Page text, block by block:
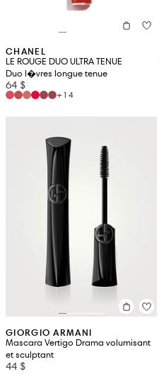
CHANEL
LE ROUGE DUO ULTRA TENUE
Duo l�vres longue tenue
64 $
+14
GIORGIO ARMANI
Mascara Vertigo Drama volumisant
et sculptant
44 $